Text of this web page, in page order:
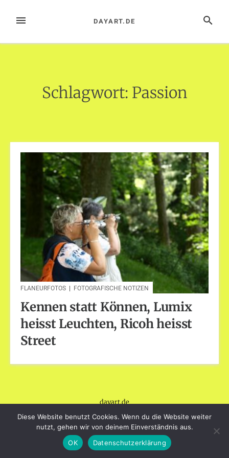
InhaltMENÜ SUCHE
DAYART.DE
Schlagwort: Passion
FLANEURFOTOS FOTOGRAFISCHE NOTIZEN
Kennen statt Können, Lumix
heisst Leuchten, Ricoh heisst
Street
dayart.de
BlogOnYourOwn.com.
Diese Website benutzt Cookies. Wenn du die Website weiter
nutzt, gehen wir von deinem Einverständnis aus.
OK
Datenschutzerklärung